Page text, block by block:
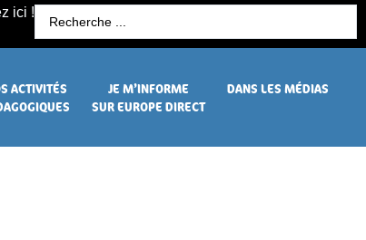
ici !
ACTIVITÉS
JE M’INFORME
SUR EUROPE DIRECT
DANS LES MÉDIAS